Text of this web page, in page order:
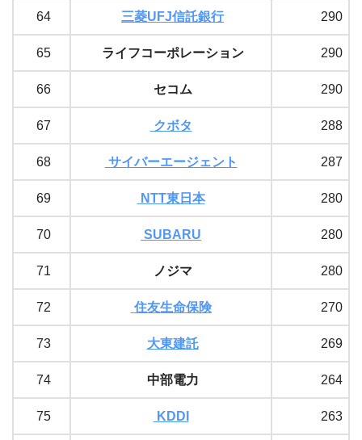
64 三菱UFJ信託銀行 290
65 ライフコーポレーション 290
66 セコム 290
67 クボタ 288
68 サイバーエージェント 287
69 NTT東日本 280
70 SUBARU 280
71 ノジマ 280
72 住友生命保険 270
73 大東建託 269
74 中部電力 264
75 KDDI 263